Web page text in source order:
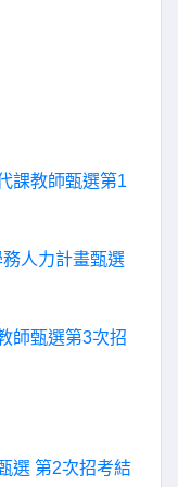
課教師甄選第1
人力計畫甄選
師甄選第3次招
選 第2次招考結